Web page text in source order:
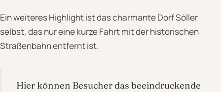
Ein weiteres Highlight ist das charmante Dorf Sóller
selbst, das nur eine kurze Fahrt mit der historischen
Straßenbahn entfernt ist.
Hier können Besucher das beeindruckende